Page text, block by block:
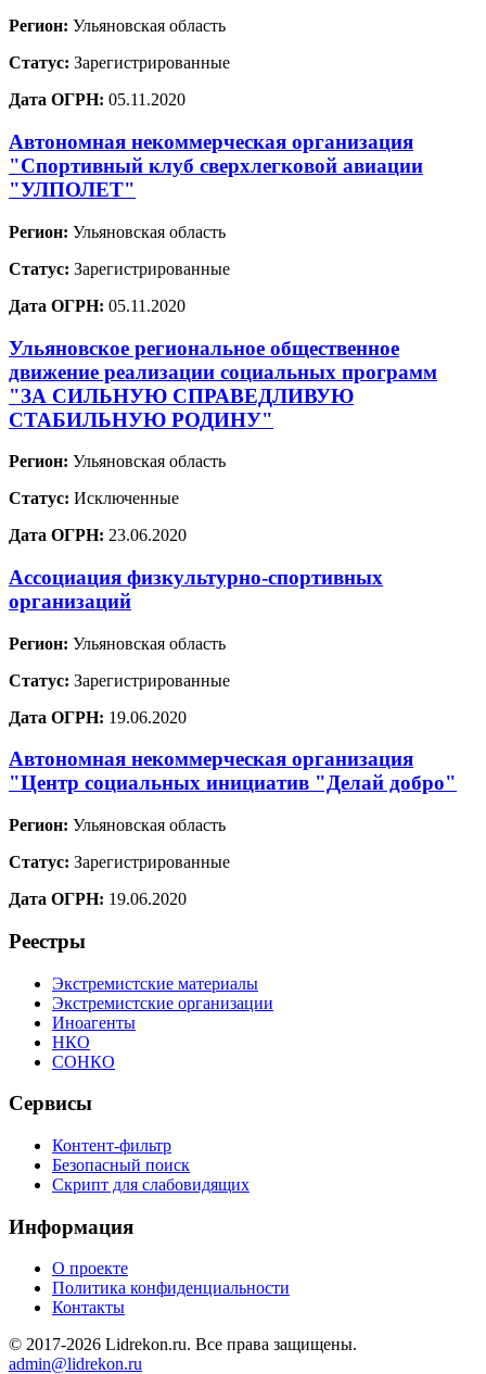
Регион: Ульяновская область
Статус: Зарегистрированные
Дата ОГРН: 05.11.2020
Автономная некоммерческая организация
"Спортивный клуб сверхлегковой авиации
"УЛПОЛЕТ"
Регион: Ульяновская область
Статус: Зарегистрированные
Дата ОГРН: 05.11.2020
Ульяновское региональное общественное
движение реализации социальных программ
"ЗА СИЛЬНУЮ СПРАВЕДЛИВУЮ
СТАБИЛЬНУЮ РОДИНУ"
Регион: Ульяновская область
Статус: Исключенные
Дата ОГРН: 23.06.2020
Ассоциация физкультурно-спортивных
организаций
Регион: Ульяновская область
Статус: Зарегистрированные
Дата ОГРН: 19.06.2020
Автономная некоммерческая организация
"Центр социальных инициатив "Делай добро"
Регион: Ульяновская область
Статус: Зарегистрированные
Дата ОГРН: 19.06.2020
Реестры
Экстремистские материалы
Экстремистские организации
Иноагенты
НКО
СОНКО
Сервисы
Контент-фильтр
Безопасный поиск
Скрипт для слабовидящих
Информация
О проекте
Политика конфиденциальности
Контакты
© 2017-2026 Lidrekon.ru. Все права защищены.
admin@lidrekon.ru